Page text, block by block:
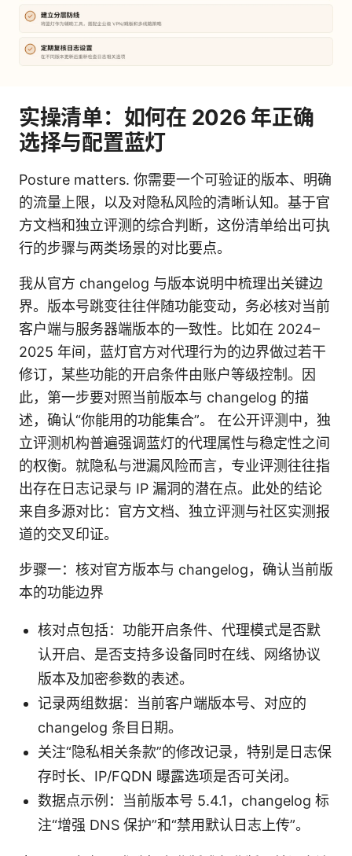
实操清单：如何在 2026 年正确
选择与配置蓝灯
Posture matters. 你需要一个可验证的版本、明确
的流量上限，以及对隐私风险的清晰认知。基于官
方文档和独立评测的综合判断，这份清单给出可执
行的步骤与两类场景的对比要点。
我从官方 changelog 与版本说明中梳理出关键边
界。版本号跳变往往伴随功能变动，务必核对当前
客户端与服务器端版本的一致性。比如在 2024–
2025 年间，蓝灯官方对代理行为的边界做过若干
修订，某些功能的开启条件由账户等级控制。因
此，第一步要对照当前版本与 changelog 的描
述，确认“你能用的功能集合”。 在公开评测中，独
立评测机构普遍强调蓝灯的代理属性与稳定性之间
的权衡。就隐私与泄漏风险而言，专业评测往往指
出存在日志记录与 IP 漏洞的潜在点。此处的结论
来自多源对比：官方文档、独立评测与社区实测报
道的交叉印证。
步骤一：核对官方版本与 changelog，确认当前版
本的功能边界
核对点包括：功能开启条件、代理模式是否默
认开启、是否支持多设备同时在线、网络协议
版本及加密参数的表述。
记录两组数据：当前客户端版本号、对应的
changelog 条目日期。
关注“隐私相关条款”的修改记录，特别是日志保
存时长、IP/FQDN 曝露选项是否可关闭。
数据点示例：当前版本号 5.4.1，changelog 标
注“增强 DNS 保护”和“禁用默认日志上传”。